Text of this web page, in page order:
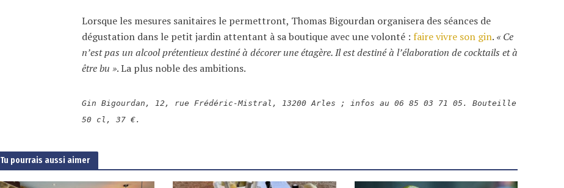
Lorsque les mesures sanitaires le permettront, Thomas Bigourdan organisera des séances de
dégustation dans le petit jardin attentant à sa boutique avec une volonté : faire vivre son gin. « Ce
n’est pas un alcool prétentieux destiné à décorer une étagère. Il est destiné à l’élaboration de cocktails et à
être bu ». La plus noble des ambitions.
Gin Bigourdan, 12, rue Frédéric-Mistral, 13200 Arles ; infos au 06 85 03 71 05. Bouteille
50 cl, 37 €.
Tu pourrais aussi aimer